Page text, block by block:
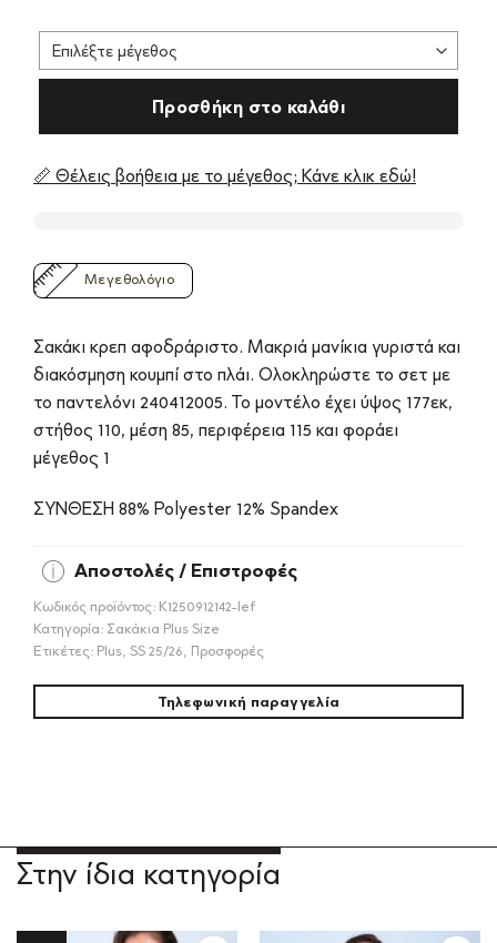
Προσθήκη στο καλάθι
📏 Θέλεις βοήθεια με το μέγεθος; Κάνε κλικ εδώ!
Μεγεθολόγιο
Σακάκι κρεπ αφοδράριστο. Μακριά μανίκια γυριστά και
διακόσμηση κουμπί στο πλάι. Ολοκληρώστε το σετ με
το παντελόνι 240412005. Το μοντέλο έχει ύψος 177εκ,
στήθος 110, μέση 85, περιφέρεια 115 και φοράει
μέγεθος 1
ΣΥΝΘΕΣΗ 88% Polyester 12% Spandex
Αποστολές / Επιστροφές
Κωδικός προϊόντος: Κ1250912142-lef
Κατηγορία: Σακάκια Plus Size
Ετικέτες: Plus SS 25/26 Προσφορές
Τηλεφωνική παραγγελία
Στην ίδια κατηγορία